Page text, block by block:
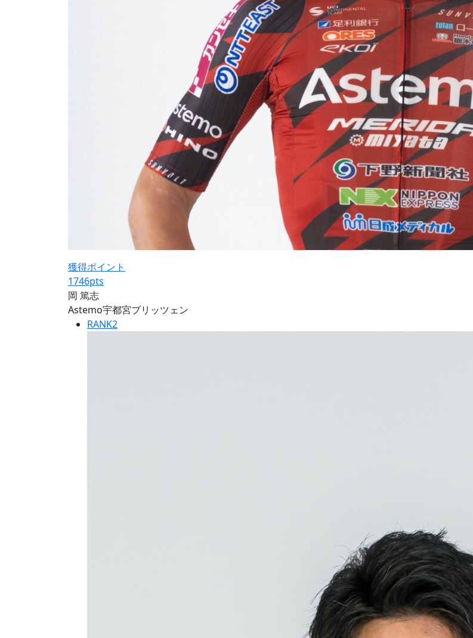
獲得ポイント
1746pts
岡 篤志
Astemo宇都宮ブリッツェン
RANK2